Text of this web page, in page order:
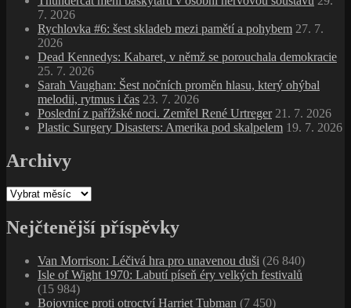
7. 2026
Rychlovka #6: šest skladeb mezi pamětí a pohybem 27. 7.
2026
Dead Kennedys: Kabaret, v němž se porouchala demokracie
25. 7. 2026
Sarah Vaughan: Šest nočních proměn hlasu, který ohýbal
melodii, rytmus i čas 23. 7. 2026
Poslední z pařížské noci. Zemřel René Urtreger 21. 7. 2026
Plastic Surgery Disasters: Amerika pod skalpelem 19. 7. 2026
Archivy
Archivy
Nejčtenější příspěvky
Van Morrison: Léčivá hra pro unavenou duši (26 840)
Isle of Wight 1970: Labutí píseň éry velkých festivalů
(15 984)
Bojovnice proti otroctví Harriet Tubman (7 450)